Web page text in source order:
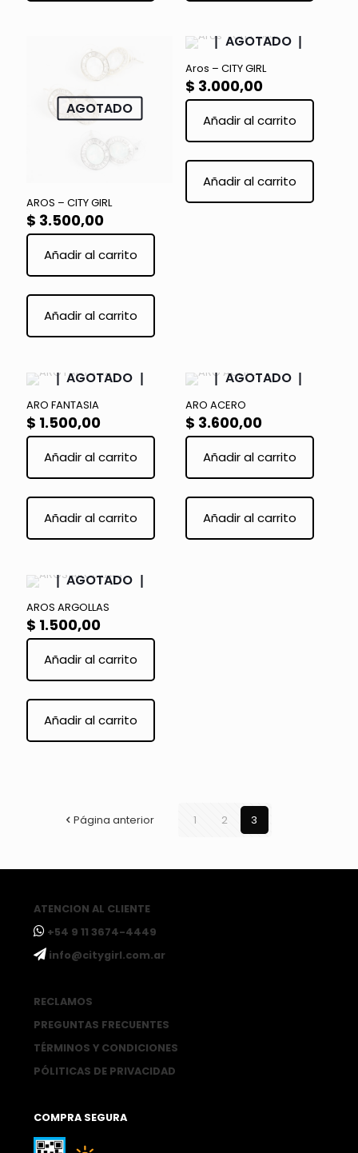
AGOTADO
AROS – CITY GIRL
$ 3.500,00
Añadir al carrito
Añadir al carrito
AGOTADO
Aros – CITY GIRL
$ 3.000,00
Añadir al carrito
Añadir al carrito
AGOTADO
ARO FANTASIA
$ 1.500,00
Añadir al carrito
Añadir al carrito
AGOTADO
ARO ACERO
$ 3.600,00
Añadir al carrito
Añadir al carrito
AGOTADO
AROS ARGOLLAS
$ 1.500,00
Añadir al carrito
Añadir al carrito
Página anterior 1 2 3
ATENCION AL CLIENTE
ㅤ+54 9 11 3674-4449
ㅤinfo@citygirl.com.ar
RECLAMOS
PREGUNTAS FRECUENTES
TÉRMINOS Y CONDICIONES
PÓLITICAS DE PRIVACIDAD
COMPRA SEGURA